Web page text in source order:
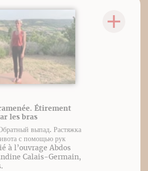
Étirement
les bras
выпад. Растяжка
с помощью рук
à l’ouvrage Abdos
Calais-Germain,